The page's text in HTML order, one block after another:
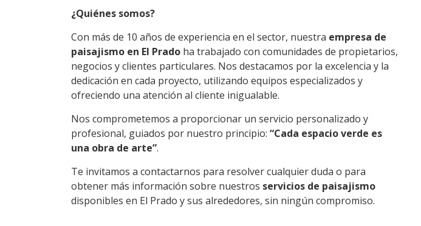
¿Quiénes somos?
Con más de 10 años de experiencia en el sector, nuestra empresa de
paisajismo en El Prado ha trabajado con comunidades de propietarios,
negocios y clientes particulares. Nos destacamos por la excelencia y la
dedicación en cada proyecto, utilizando equipos especializados y
ofreciendo una atención al cliente inigualable.
Nos comprometemos a proporcionar un servicio personalizado y
profesional, guiados por nuestro principio: “Cada espacio verde es
una obra de arte”.
Te invitamos a contactarnos para resolver cualquier duda o para
obtener más información sobre nuestros servicios de paisajismo
disponibles en El Prado y sus alrededores, sin ningún compromiso.